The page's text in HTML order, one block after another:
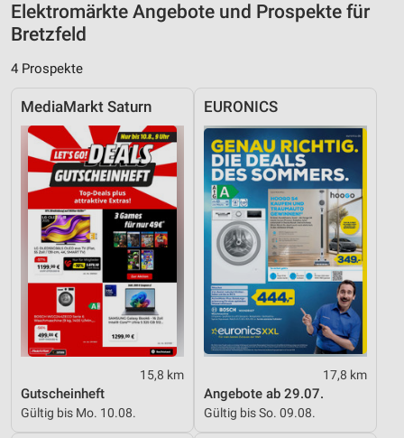
Elektromärkte Angebote und Prospekte für
Bretzfeld
4 Prospekte
MediaMarkt Saturn
15,8 km
Gutscheinheft
Gültig bis Mo. 10.08.
EURONICS
17,8 km
Angebote ab 29.07.
Gültig bis So. 09.08.
Notwendig
Werbung